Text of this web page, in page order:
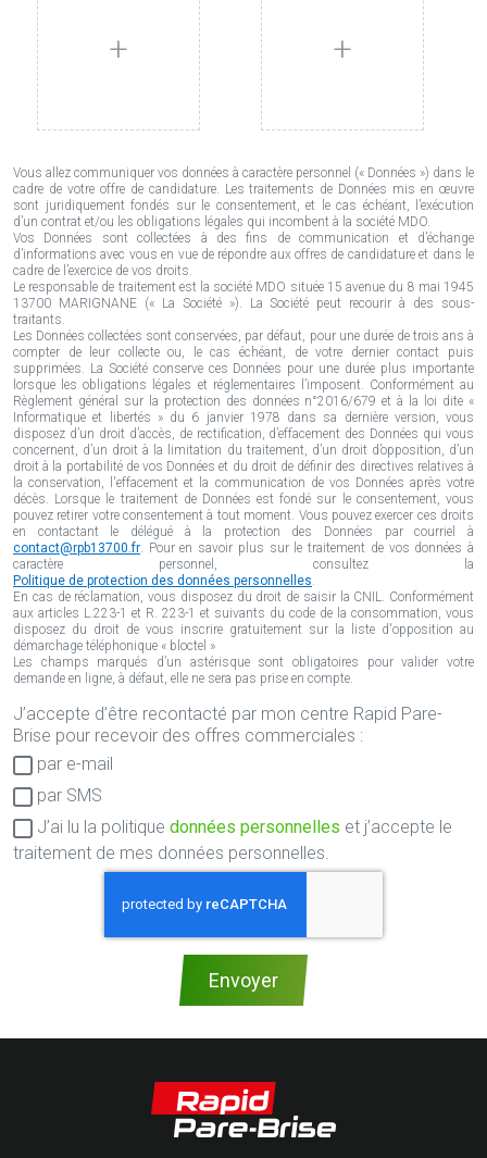
+ +
Vous allez communiquer vos données à caractère personnel (« Données ») dans le
cadre de votre offre de candidature. Les traitements de Données mis en œuvre
sont juridiquement fondés sur le consentement, et le cas échéant, l’exécution
d’un contrat et/ou les obligations légales qui incombent à la société MDO.
Vos Données sont collectées à des fins de communication et d’échange
d’informations avec vous en vue de répondre aux offres de candidature et dans le
cadre de l’exercice de vos droits.
Le responsable de traitement est la société MDO située 15 avenue du 8 mai 1945
13700 MARIGNANE (« La Société »). La Société peut recourir à des sous-
traitants.
Les Données collectées sont conservées, par défaut, pour une durée de trois ans à
compter de leur collecte ou, le cas échéant, de votre dernier contact puis
supprimées. La Société conserve ces Données pour une durée plus importante
lorsque les obligations légales et réglementaires l’imposent. Conformément au
Règlement général sur la protection des données n°2016/679 et à la loi dite «
Informatique et libertés » du 6 janvier 1978 dans sa dernière version, vous
disposez d’un droit d’accès, de rectification, d’effacement des Données qui vous
concernent, d’un droit à la limitation du traitement, d’un droit d’opposition, d’un
droit à la portabilité de vos Données et du droit de définir des directives relatives à
la conservation, l'effacement et la communication de vos Données après votre
décès. Lorsque le traitement de Données est fondé sur le consentement, vous
pouvez retirer votre consentement à tout moment. Vous pouvez exercer ces droits
en contactant le délégué à la protection des Données par courriel à
contact@rpb13700.fr. Pour en savoir plus sur le traitement de vos données à
caractère personnel, consultez la
Politique de protection des données personnelles.
En cas de réclamation, vous disposez du droit de saisir la CNIL. Conformément
aux articles L.223-1 et R. 223-1 et suivants du code de la consommation, vous
disposez du droit de vous inscrire gratuitement sur la liste d'opposition au
démarchage téléphonique « bloctel »
Les champs marqués d’un astérisque sont obligatoires pour valider votre
demande en ligne, à défaut, elle ne sera pas prise en compte.
Consentement
RGPD
J’accepte d’être recontacté par mon centre Rapid Pare-
Brise pour recevoir des offres commerciales :
par e-mail
par SMS
J’ai lu la politique données personnelles et j’accepte le
traitement de mes données personnelles.
Envoyer